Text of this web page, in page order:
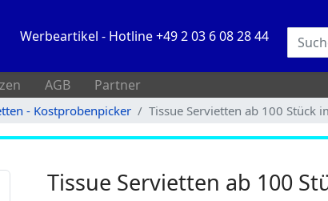
Werbeartikel - Hotline +49 2 03 6 08 28 44
AGB Partner
- Kostprobenpicker Tissue Servietten ab 100 Stück
Tissue Servietten ab 100